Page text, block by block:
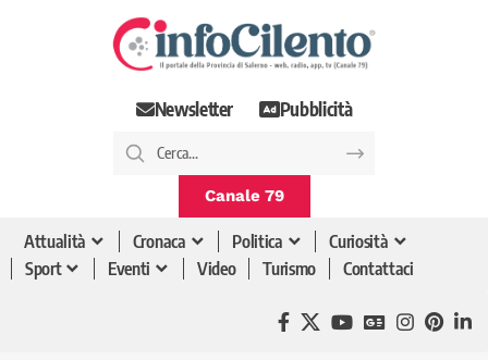
Newsletter Pubblicità
Canale 79
Attualità Cronaca Politica
Curiosità
Sport
Eventi Video Turismo Contattaci